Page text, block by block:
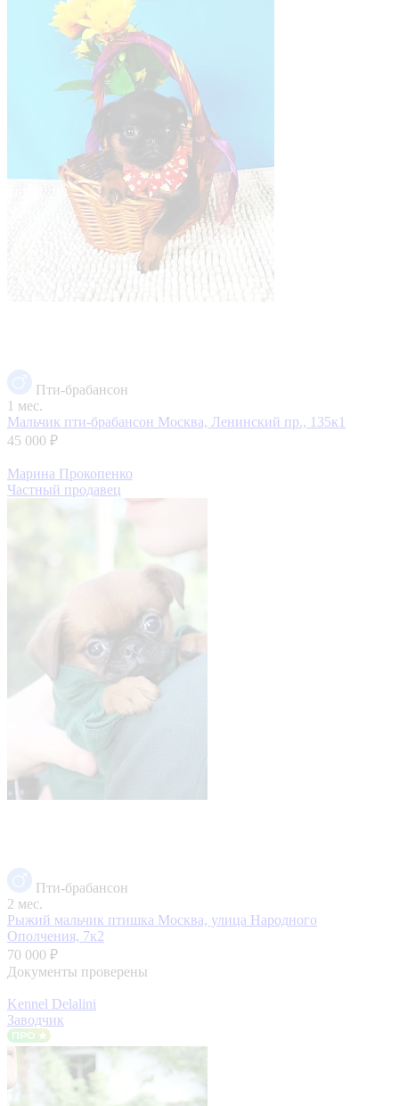
Пти-брабансон
1 мес.
Мальчик пти-брабансон Москва, Ленинский пр., 135к1
45 000 ₽
Марина Прокопенко
Частный продавец
Пти-брабансон
2 мес.
Рыжий мальчик птишка Москва, улица Народного
Ополчения, 7к2
70 000 ₽
Документы проверены
Kennel Delalini
Заводчик